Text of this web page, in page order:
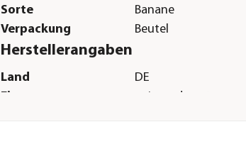
Sorte
Banane
Verpackung
Beutel
Herstellerangaben
Land
DE
Firma
animonda petcare